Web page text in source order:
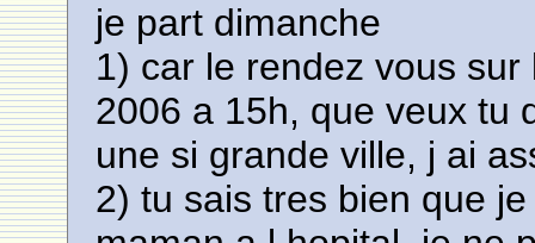
je part dimanche
1) car le rendez vous
2006 a 15h, que veux tu
une si grande ville, j ai
2) tu sais tres bien que